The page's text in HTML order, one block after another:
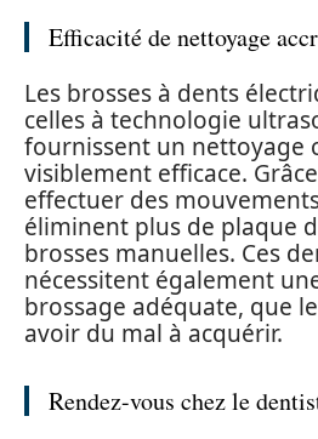
Efficacité de nettoyage
Les brosses à dents
celles à technologie
fournissent un nettoyage
visiblement efficace.
effectuer des
éliminent plus de plaque
brosses manuelles. Ces
nécessitent également
brossage adéquate, que
avoir du mal à acquérir.
Rendez-vous chez le